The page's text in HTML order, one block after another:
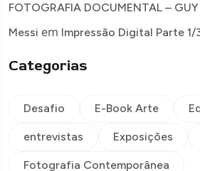
FOTOGRAFIA DOCUMENTAL –
Messi em Impressão Digital Parte 1/
Categorias
Desafio E-Book Arte
entrevistas Exposições
Fotografia Contemporânea